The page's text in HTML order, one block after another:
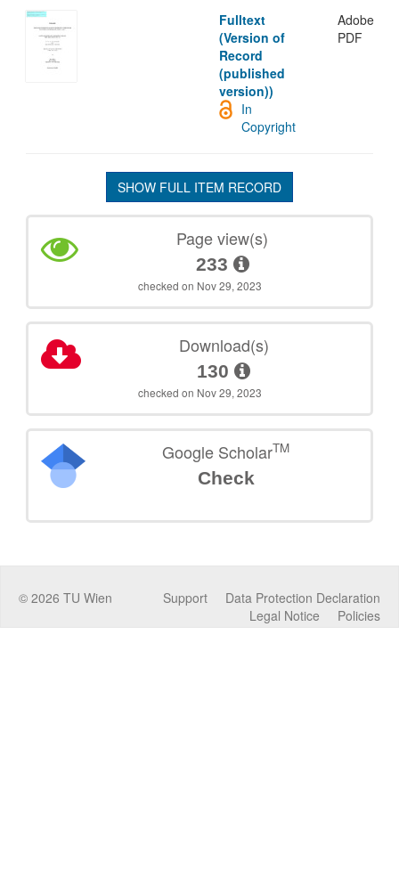
Fulltext
(Version of
Record
(published
version))
Adobe
PDF
In
Copyright
SHOW FULL ITEM RECORD
Page view(s)
233
checked on Nov 29, 2023
Download(s)
130
checked on Nov 29, 2023
Google ScholarTM
Check
© 2026 TU Wien Data Protection Declaration
Support
Policies
Legal Notice